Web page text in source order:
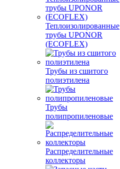
Теплоизолированные
трубы UPONOR
(ECOFLEX)
Трубы из сшитого
полиэтилена
Трубы
полипропиленовые
Распределительные
коллекторы